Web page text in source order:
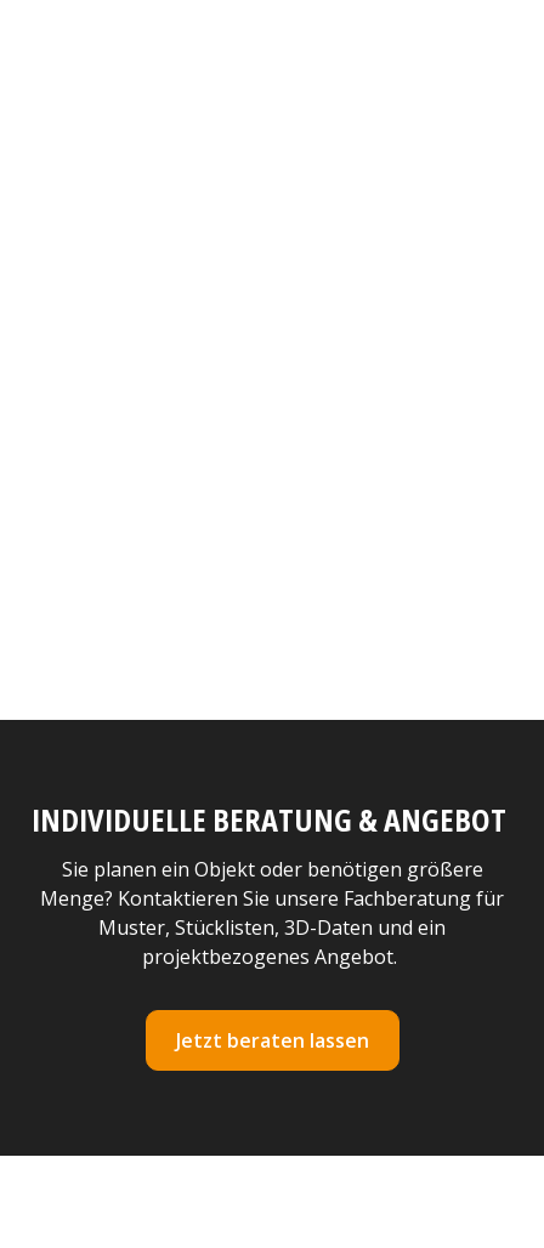
INDIVIDUELLE BERATUNG & ANGEBOT
Sie planen ein Objekt oder benötigen größere
Menge? Kontaktieren Sie unsere Fachberatung für
Muster, Stücklisten, 3D-Daten und ein
projektbezogenes Angebot.
Jetzt beraten lassen